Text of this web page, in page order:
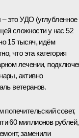
это УДО (углубленное
сложности у нас 52
15 тысяч, идём
что эта категория
лечении,
активно
ветеранов.
совет,
60 миллионов рублей,
заменили